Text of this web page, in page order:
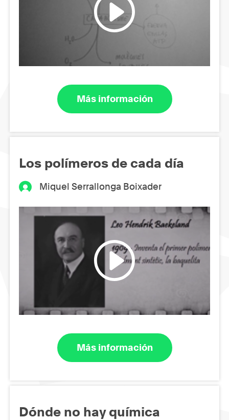
Más información
Los polímeros de cada día
Miquel Serrallonga Boixader
Más información
Dónde no hay química